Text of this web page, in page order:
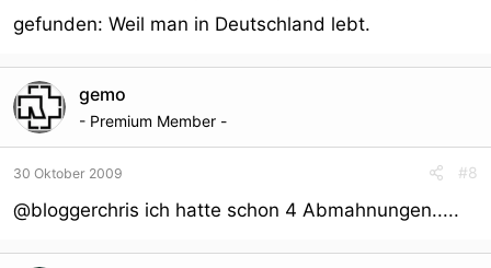
gefunden: Weil man in Deutschland lebt.
gemo
- Premium Member -
30 Oktober 2009 #8
@bloggerchris ich hatte schon 4 Abmahnungen.....